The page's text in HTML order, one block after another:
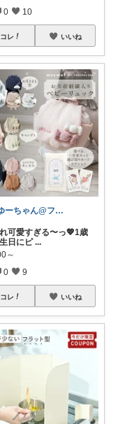
0 10
コレ いいね
ゆーちゃん@フォロワーさまから購入💕
可愛すぎる〜っ💖1歳
日にピ ...
～
0 9
コレ いいね